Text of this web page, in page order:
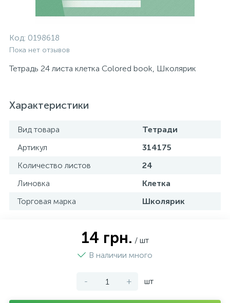
Код: 0198618
Пока нет отзывов
Тетрадь 24 листа клетка Colored book, Школярик
Характеристики
Вид товара
Тетради
Артикул
314175
Количество листов
24
Линовка
Клетка
Торговая марка
Школярик
14 грн. / шт
В наличии много
- + шт